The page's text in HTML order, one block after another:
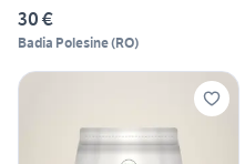
30 €
Badia Polesine(RO)